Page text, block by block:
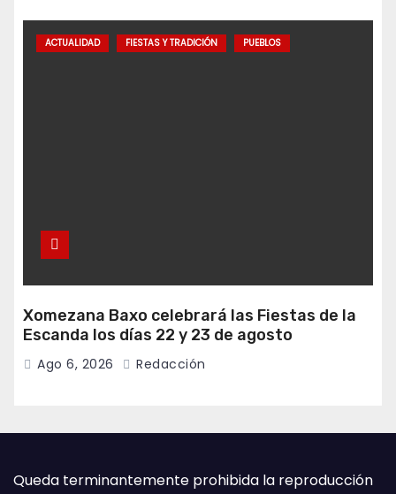
ACTUALIDAD FIESTAS Y TRADICIÓN PUEBLOS
Xomezana Baxo celebrará las Fiestas de la
Escanda los días 22 y 23 de agosto
Ago 6, 2026 Redacción
Queda terminantemente prohibida la reproducción